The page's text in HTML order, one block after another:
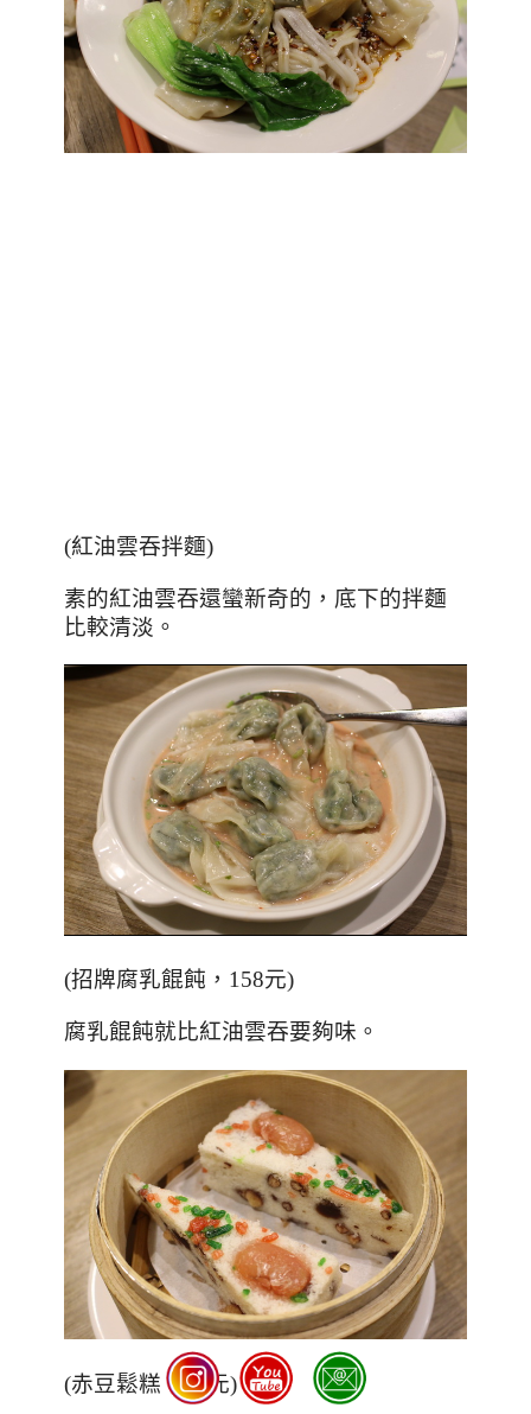
(紅油雲吞拌麵)
素的紅油雲吞還蠻新奇的，底下的拌麵
比較清淡。
(招牌腐乳餛飩，158元)
腐乳餛飩就比紅油雲吞要夠味。
(赤豆鬆糕，58元)